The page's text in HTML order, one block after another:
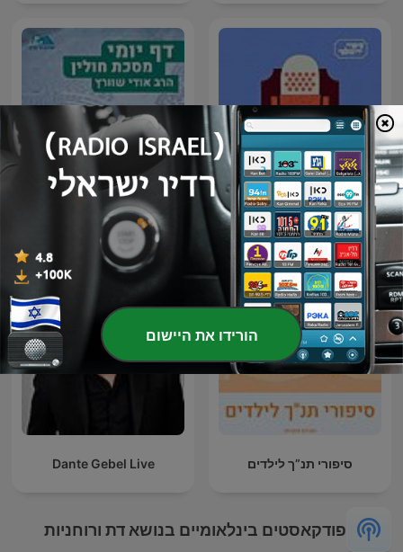
סיפור ירושלמי Sipur
Yerushalmi
דף יומי הר עציון - חולין
סיפורי תנ”ך לילדים Dante Gebel Live
פודקאסטים בינלאומיים בנושא דת ורוחניות
הורידו את היישום